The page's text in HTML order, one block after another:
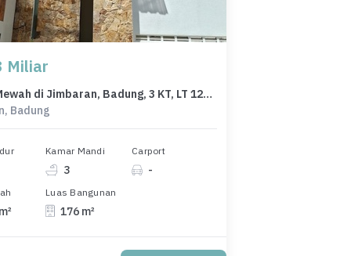
Miliar
Rumah Mewah di Jimbaran, Badung, 3 KT, LT 125m²
Badung
Kamar Mandi
3
Carport
-
Luas Bangunan
176 m²